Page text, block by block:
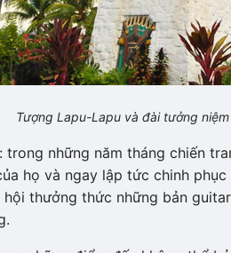
Tượng Lapu-Lapu và đài tưởng
những năm tháng chiến
họ và ngay lập tức chinh
thưởng thức những bản